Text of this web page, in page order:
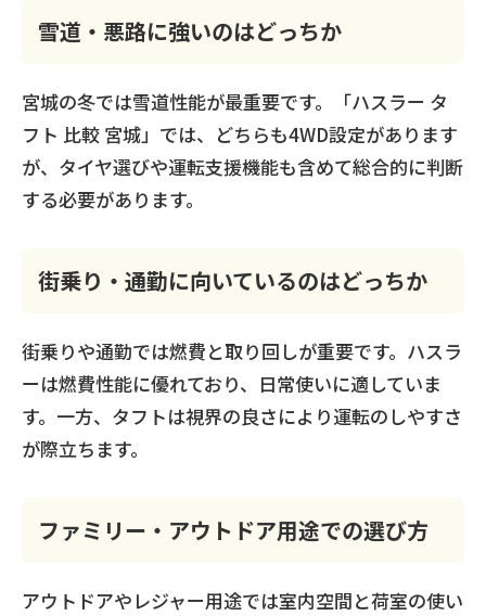
雪道・悪路に強いのはどっちか
宮城の冬では雪道性能が最重要です。「ハスラー タ
フト 比較 宮城」では、どちらも4WD設定があります
が、タイヤ選びや運転支援機能も含めて総合的に判断
する必要があります。
街乗り・通勤に向いているのはどっちか
街乗りや通勤では燃費と取り回しが重要です。ハスラ
ーは燃費性能に優れており、日常使いに適していま
す。一方、タフトは視界の良さにより運転のしやすさ
が際立ちます。
ファミリー・アウトドア用途での選び方
アウトドアやレジャー用途では室内空間と荷室の使い